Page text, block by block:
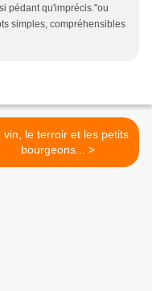
pédant qu'imprécis."ou
simples, compréhensibles
vin, le terroir et les petits
bourgeons... >